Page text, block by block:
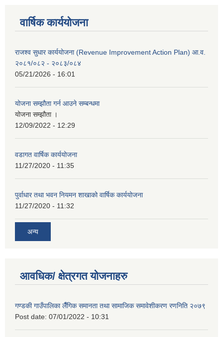
वार्षिक कार्ययोजना
राजश्व सुधार कार्ययोजना (Revenue Improvement Action Plan) आ.व.
२०८१/०८२ - २०८३/०८४
05/21/2026 - 16:01
योजना सम्झौता गर्न आउने सम्बन्धमा
योजना सम्झौता ।
12/09/2022 - 12:29
वडागत वार्षिक कार्ययोजना
11/27/2020 - 11:35
पुर्वाधार तथा भवन नियमन शाखाको वार्षिक कार्ययोजना
11/27/2020 - 11:32
अन्य
आवधिक/ क्षेत्रगत योजनाहरु
गण्डकी गाउँपालिका लैँगिक समानता तथा सामाजिक समावेशीकरण रणनिति २०७९
Post date: 07/01/2022 - 10:31